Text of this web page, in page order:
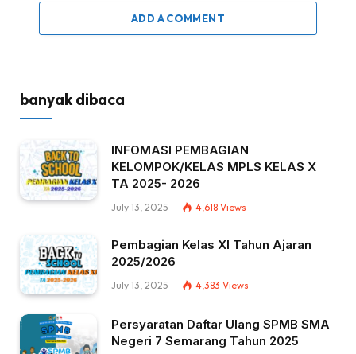
ADD A COMMENT
banyak dibaca
INFOMASI PEMBAGIAN
KELOMPOK/KELAS MPLS KELAS X
TA 2025- 2026
July 13, 2025 4,618 Views
Pembagian Kelas XI Tahun Ajaran
2025/2026
July 13, 2025 4,383 Views
Persyaratan Daftar Ulang SPMB SMA
Negeri 7 Semarang Tahun 2025